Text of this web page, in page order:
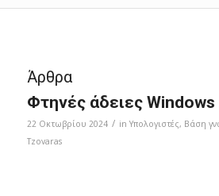
Άρθρα
Φτηνές άδειες
22 Οκτωβρίου 2024 / in Υπολογιστές, Bάση
Tzovaras